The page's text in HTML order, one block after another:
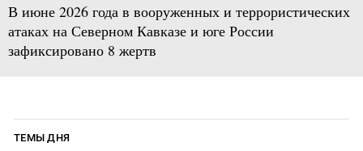
В июне 2026 года в вооруженных и террористических
атаках на Северном Кавказе и юге России
зафиксировано 8 жертв
ТЕМЫ ДНЯ